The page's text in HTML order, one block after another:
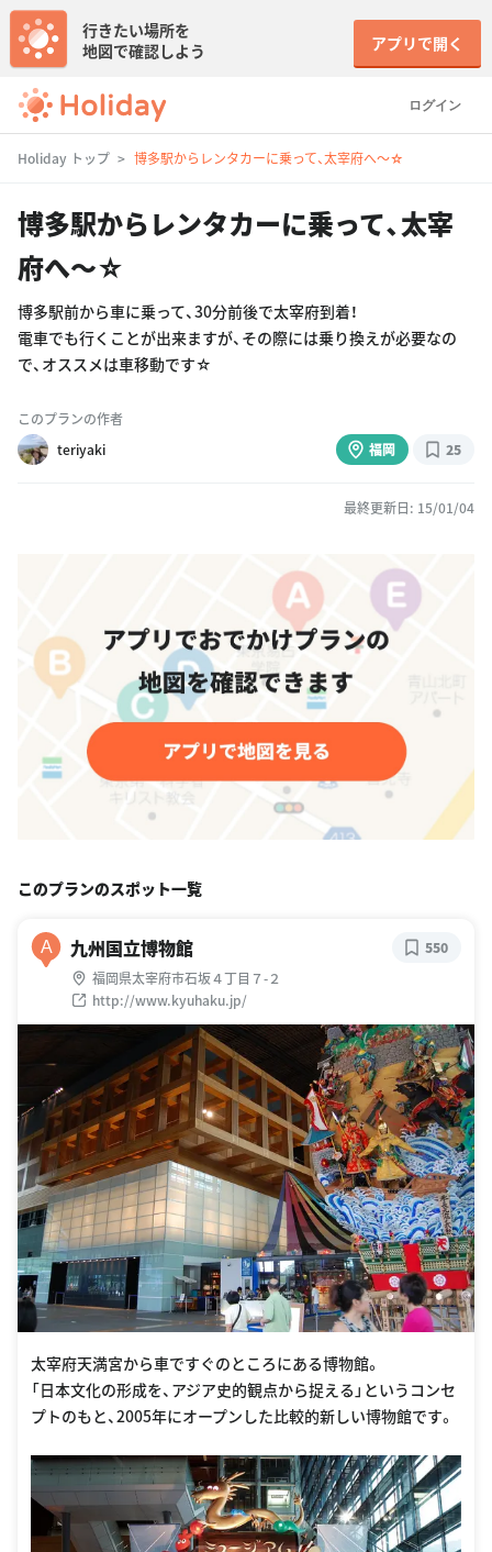
ログイン
行きたい場所を
地図で確認しよう
アプリで開く
Holiday トップ 博多駅からレンタカーに乗って、太宰府へ〜☆
博多駅からレンタカーに乗って、太宰
府へ〜☆
博多駅前から車に乗って、30分前後で太宰府到着！
電車でも行くことが出来ますが、その際には乗り換えが必要なの
で、オススメは車移動です☆
このプランの作者
teriyaki
福岡 25
最終更新日: 15/01/04
このプランのスポット一覧
A 九州国立博物館
福岡県太宰府市石坂４丁目７-２
http://www.kyuhaku.jp/
550
太宰府天満宮から車ですぐのところにある博物館。
「日本文化の形成を、アジア史的観点から捉える」というコンセ
プトのもと、2005年にオープンした比較的新しい博物館です。